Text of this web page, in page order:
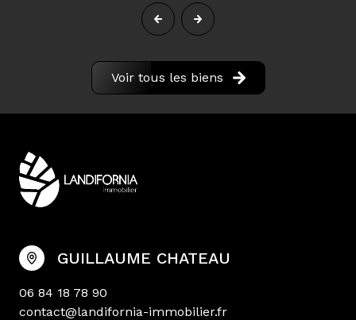
Voir tous les biens
GUILLAUME CHATEAU
06 84 18 78 90
contact@landifornia-immobilier.fr